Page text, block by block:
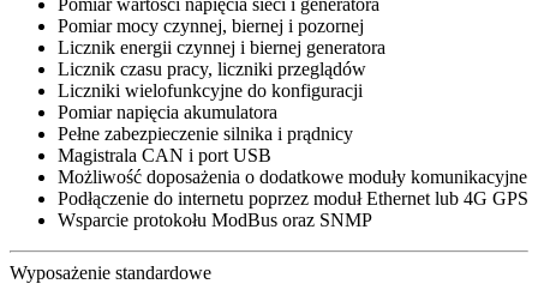
Pomiar wartości napięcia sieci i generatora
Pomiar mocy czynnej, biernej i pozornej
Licznik energii czynnej i biernej generatora
Licznik czasu pracy, liczniki przeglądów
Liczniki wielofunkcyjne do konfiguracji
Pomiar napięcia akumulatora
Pełne zabezpieczenie silnika i prądnicy
Magistrala CAN i port USB
Możliwość doposażenia o dodatkowe moduły komunikacyjne
Podłączenie do internetu poprzez moduł Ethernet lub 4G GPS
Wsparcie protokołu ModBus oraz SNMP
Wyposażenie standardowe